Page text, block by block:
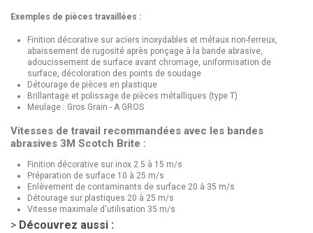
Exemples de pièces travaillées :
Finition décorative sur aciers inoxydables et métaux non-ferreux,
abaissement de rugosité après ponçage à la bande abrasive,
adoucissement de surface avant chromage, uniformisation de
surface, décoloration des points de soudage
Détourage de pièces en plastique
Brillantage et polissage de pièces métalliques (type T)
Meulage : Gros Grain - A GROS
Vitesses de travail recommandées avec les bandes
abrasives 3M Scotch Brite :
Finition décorative sur inox 2.5 à 15 m/s
Préparation de surface 10 à 25 m/s
Enlèvement de contaminants de surface 20 à 35 m/s
Détourage sur plastiques 20 à 25 m/s
Vitesse maximale d'utilisation 35 m/s
> Découvrez aussi :